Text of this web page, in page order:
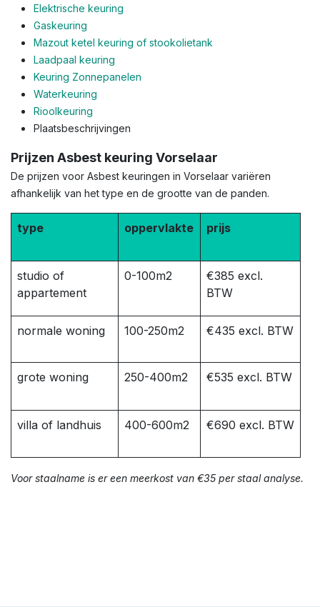
Elektrische keuring
Gaskeuring
Mazout ketel keuring of stookolietank
Laadpaal keuring
Keuring Zonnepanelen
Waterkeuring
Rioolkeuring
Plaatsbeschrijvingen
Prijzen Asbest keuring Vorselaar
De prijzen voor Asbest keuringen in Vorselaar variëren
afhankelijk van het type en de grootte van de panden.
type oppervlakte prijs
studio of
appartement
0-100m2
€385 excl.
BTW
normale woning 100-250m2 €435 excl. BTW
grote woning 250-400m2 €535 excl. BTW
villa of landhuis 400-600m2 €690 excl. BTW
Voor staalname is er een meerkost van €35 per staal analyse.